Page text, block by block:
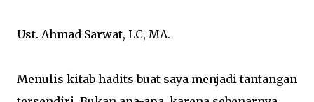
Ust. Ahmad Sarwat, LC, MA.
Menulis kitab hadits buat saya menjadi tantangan